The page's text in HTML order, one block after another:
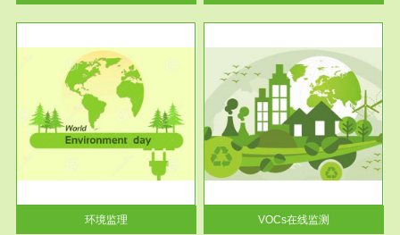
环境监理
服务范围
VOCs在线监测
根据《重点区域大气污染防
治“十二五”规划》有机废气净化
率达...
VOCs在线监测